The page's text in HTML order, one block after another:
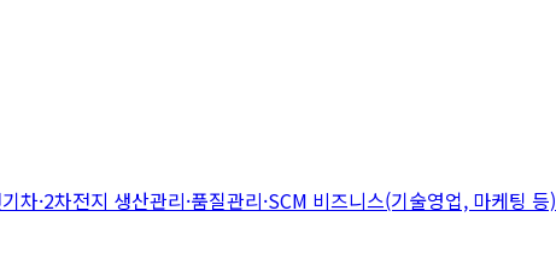
차·2차전지 생산관리·품질관리·SCM 비즈니스(기술영업, 마케팅 등)